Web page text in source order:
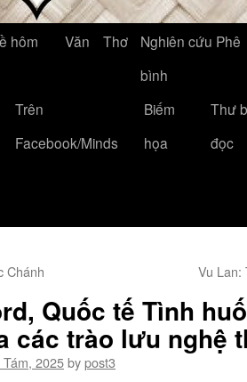
hôm
Văn Thơ
Nghiên cứu Phê
bình
Trên
Facebook/Minds
Biếm
họa
Thư
đọc
Chánh Vu Lan:
Quốc tế Tình
các trào lưu nghệ
2025bypost3